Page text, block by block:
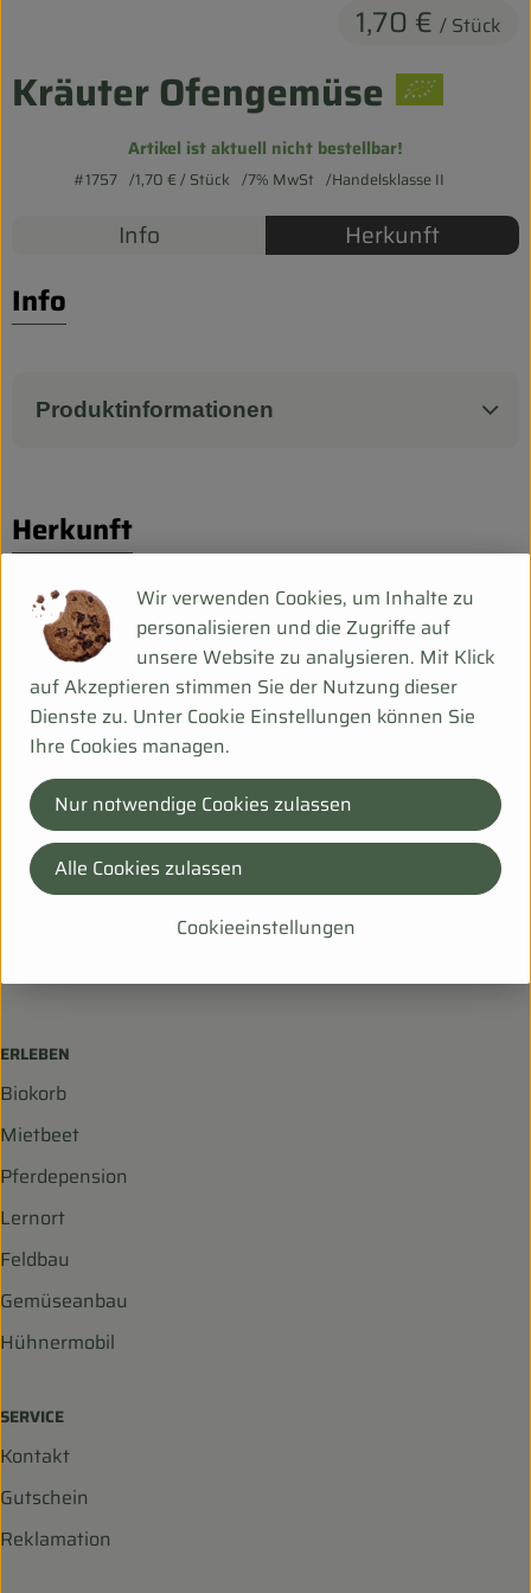
Obst & Gemüse
Backwaren
Vorratskammer
Getränke
Biokorb so geht`s
Pferdepension & Reitbetrieb
Firmenkunden
Kräuter Ofengemüse
1,70 € / Stück
Artikel ist aktuell nicht bestellbar!
#1757 1,70 €/ Stück 7% MwSt Handelsklasse II
Info Herkunft
Info
Produktinformationen
Herkunft
Deu
Bei Fragen helfen wir Dir gerne weiter!
Hanfsack 50b,
99198 Ollendorf
036203 253534
info@biohof-scharf.de
LIEFERSERVICE
Häufige Fragen
ERLEBEN
Biokorb
Mietbeet
Pferdepension
Lernort
Feldbau
Gemüseanbau
Hühnermobil
SERVICE
Kontakt
Gutschein
Reklamation
Wir verwenden Cookies, um Inhalte zu
personalisieren und die Zugriffe auf
unsere Website zu analysieren. Mit Klick
auf Akzeptieren stimmen Sie der Nutzung dieser
Dienste zu. Unter Cookie Einstellungen können Sie
Ihre Cookies managen.
Cookieeinstellungen
Nur notwendige Cookies zulassen
Alle Cookies zulassen